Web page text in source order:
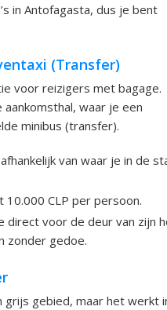
in Antofagasta, dus je bent
(Transfer)
voor reizigers met bagage.
waar je een
minibus (transfer).
van waar je in de
CLP per persoon.
direct voor de deur van zijn
zonder gedoe.
grijs gebied, maar het werkt